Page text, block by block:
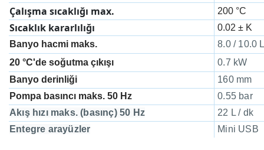
Çalışma sıcaklığı max. 200 °C
Sıcaklık kararlılığı
0.02 ± K
Banyo hacmi maks.
8.0 / 10.0
20 °C'de soğutma çıkışı
0.7 kW
Banyo derinliği
160 mm
Pompa basıncı maks. 50 Hz
0.55 bar
Akış hızı maks.(basınç) 50 Hz
22 L / dk
Entegre arayüzler
Mini USB